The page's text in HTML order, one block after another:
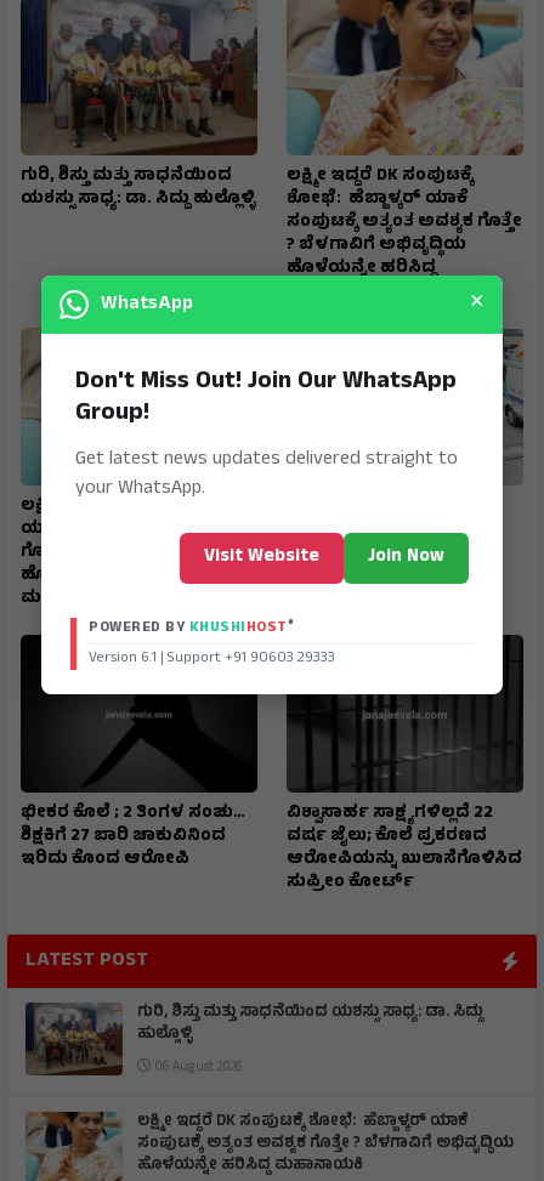
ಗುರಿ, ಶಿಸ್ತು ಮತ್ತು ಸಾಧನೆಯಿಂದ
ಯಶಸ್ಸು ಸಾಧ್ಯ: ಡಾ. ಸಿದ್ದು ಹುಲ್ಲೊಳ್ಳಿ
ಲಕ್ಷ್ಮೀ ಇದ್ದರೆ DK ಸಂಪುಟಕ್ಕೆ
ಶೋಭೆ: ಹೆಬ್ಬಾಳ್ಕರ್ ಯಾಕೆ
ಸಂಪುಟಕ್ಕೆ ಅತ್ಯಂತ ಅವಶ್ಯಕ ಗೊತ್ತೇ
? ಬೆಳಗಾವಿಗೆ ಅಭಿವೃದ್ಧಿಯ
ಹೊಳೆಯನ್ನೇ ಹರಿಸಿದ್ದ
ಲಕ್ಷ್ಮೀ ಇದ್ದರೆ ಶೋಭೆ: ಹೆಬ್ಬಾಳ್ಕರ್
ಯಾಕೆ ಸಂಪುಟಕ್ಕೆ ಅತ್ಯಂತ ಅವಶ್ಯಕ
ಗೊತ್ತೇ ? ಬೆಳಗಾವಿಗೆ ಅಭಿವೃದ್ಧಿಯ
ಹೊಳೆಯನ್ನೇ ಹರಿಸಿದ್ದ
ಮಹಾನಾಯಕಿ
ಹೃದಯಾಘಾತ ; ನೇರ ಆಸ್ಪತ್ರೆಗೆ
ಬಸ್‌ ಚಲಾಯಿಸಿಕೊಂಡು ಬಂದು
ಸಮಯಪ್ರಜ್ಞೆ ಮೆರೆದ ಚಾಲಕ
ಭೀಕರ ಕೊಲೆ ; 2 ತಿಂಗಳ ಸಂಚು…
ಶಿಕ್ಷಕಿಗೆ 27 ಬಾರಿ ಚಾಕುವಿನಿಂದ
ಇರಿದು ಕೊಂದ ಆರೋಪಿ
ವಿಶ್ವಾಸಾರ್ಹ ಸಾಕ್ಷ್ಯಗಳಿಲ್ಲದೆ 22
ವರ್ಷ ಜೈಲು; ಕೊಲೆ ಪ್ರಕರಣದ
ಆರೋಪಿಯನ್ನು ಖುಲಾಸೆಗೊಳಿಸಿದ
ಸುಪ್ರೀಂ ಕೋರ್ಟ್
LATEST POST
ಗುರಿ, ಶಿಸ್ತು ಮತ್ತು ಸಾಧನೆಯಿಂದ ಯಶಸ್ಸು ಸಾಧ್ಯ: ಡಾ. ಸಿದ್ದು
ಹುಲ್ಲೊಳ್ಳಿ
06 August 2026
ಲಕ್ಷ್ಮೀ ಇದ್ದರೆ DK ಸಂಪುಟಕ್ಕೆ ಶೋಭೆ: ಹೆಬ್ಬಾಳ್ಕರ್ ಯಾಕೆ
ಸಂಪುಟಕ್ಕೆ ಅತ್ಯಂತ ಅವಶ್ಯಕ ಗೊತ್ತೇ ? ಬೆಳಗಾವಿಗೆ ಅಭಿವೃದ್ಧಿಯ
ಹೊಳೆಯನ್ನೇ ಹರಿಸಿದ್ದ ಮಹಾನಾಯಕಿ
WhatsApp ×
Don't Miss Out! Join Our WhatsApp
Group!
Get latest news updates delivered straight to
your WhatsApp.
Visit Website Join Now
POWERED BY KHUSHIHOST®
Version 6.1 | Support +91 90603 29333